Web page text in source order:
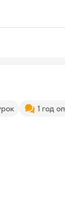
1 год